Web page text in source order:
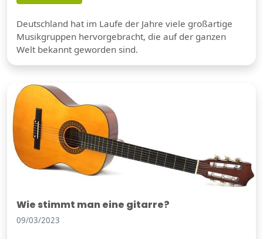
Deutschland hat im Laufe der Jahre viele großartige
Musikgruppen hervorgebracht, die auf der ganzen
Welt bekannt geworden sind.
Wie stimmt man eine gitarre?
09/03/2023